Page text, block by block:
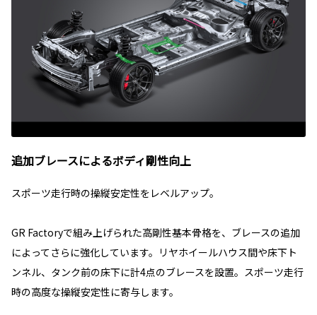
追加ブレースによるボディ剛性向上
スポーツ走行時の操縦安定性をレベルアップ。
GR Factoryで組み上げられた高剛性基本骨格を、ブレースの追加
によってさらに強化しています。リヤホイールハウス間や床下ト
ンネル、タンク前の床下に計4点のブレースを設置。スポーツ走行
時の高度な操縦安定性に寄与します。